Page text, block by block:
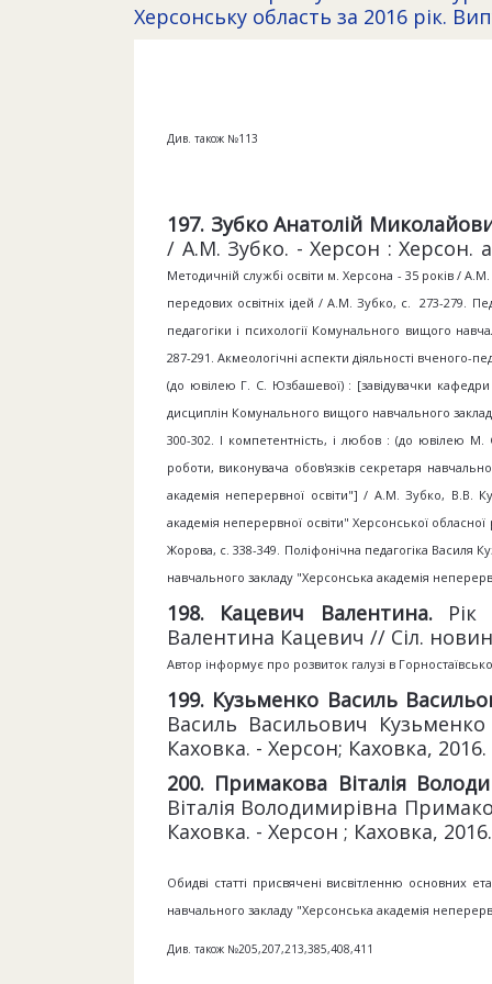
Херсонську область за 2016 рік.
Див. також №113
197. Зубко Анатолій
/ А.М. Зубко. - Херсон : Херсон.
Методичній службі освіти м. Херсона - 35 років /
передових освітніх ідей / А.М. Зубко, с. 273-279.
педагогіки і психології Комунального вищого
287-291. Акмеологічні аспекти діяльності
(до ювілею Г. С. Юзбашевої) : [завідувачки кафедри
дисциплін Комунального вищого навчального
300-302. І компетентність, і любов : (до ювілею
роботи, виконувача обов'язків секретаря
академія неперервної освіти"] / А.М. Зубко, В.В.
академія неперервної освіти" Херсонської
Жорова, с. 338-349. Поліфонічна педагогіка Василя
навчального закладу "Херсонська академія
198. Кацевич Валентина.
Валентина Кацевич // Сіл.
Автор інформує про розвиток галузі в
199. Кузьменко Василь
Василь Васильович
Каховка. - Херсон; Каховка,
200. Примакова Віталія
Віталія Володимирівна
Каховка. - Херсон ; Каховка,
Обидві статті присвячені висвітленню основних
навчального закладу "Херсонська академія
Див. також №205,207,213,385,408,411